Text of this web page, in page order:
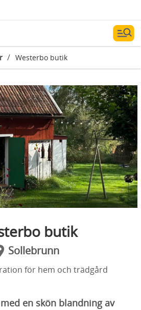
/ Westerbo butik
butik
Sollebrunn
för hem och trädgård
en skön blandning av